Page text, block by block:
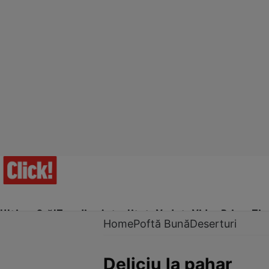
Ultima Oră!Trending Actualitate Vedete Video Prime Time
HomePoftă BunăDeserturi
Deliciu la pahar